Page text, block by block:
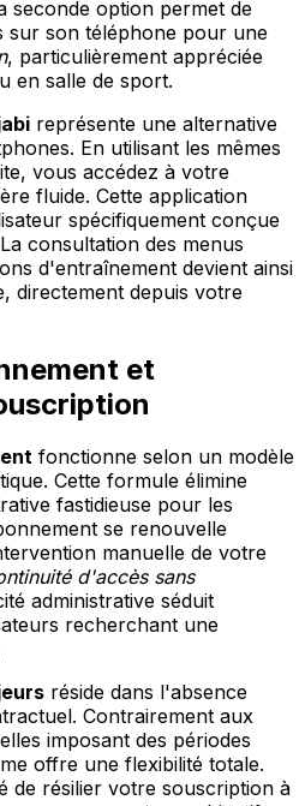
seconde option permet de
sur son téléphone pour une
, particulièrement appréciée
en salle de sport.
représente une alternative
En utilisant les mêmes
vous accédez à votre
fluide. Cette application
spécifiquement conçue
consultation des menus
d'entraînement devient ainsi
directement depuis votre
et
fonctionne selon un modèle
Cette formule élimine
fastidieuse pour les
se renouvelle
manuelle de votre
d'accès sans
administrative séduit
recherchant une
réside dans l'absence
Contrairement aux
imposant des périodes
offre une flexibilité totale.
de résilier votre souscription à